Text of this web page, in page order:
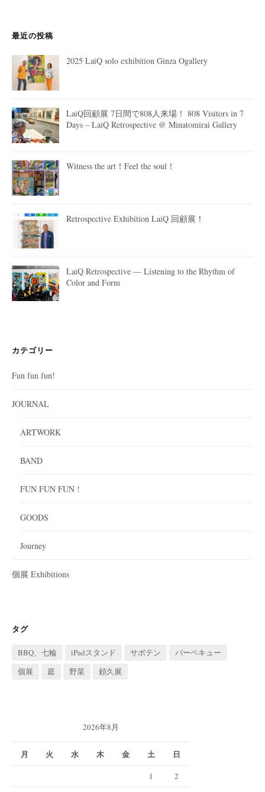
最近の投稿
2025 LaiQ solo exhibition Ginza Ogallery
LaiQ回顧展 7日間で808人来場！ 808 Visitors in 7
Days – LaiQ Retrospective @ Minatomirai Gallery
Witness the art！Feel the soul！
Retrospective Exhibition LaiQ 回顧展！
LaiQ Retrospective — Listening to the Rhythm of
Color and Form
カテゴリー
Fun fun fun!
JOURNAL
ARTWORK
BAND
FUN FUN FUN !
GOODS
Journey
個展 Exhibitions
タグ
BBQ、七輪 iPadスタンド サボテン
バーベキュー
個展
庭 野菜 頼久展
2026年8月
月 火 水 木 金 土 日
1 2